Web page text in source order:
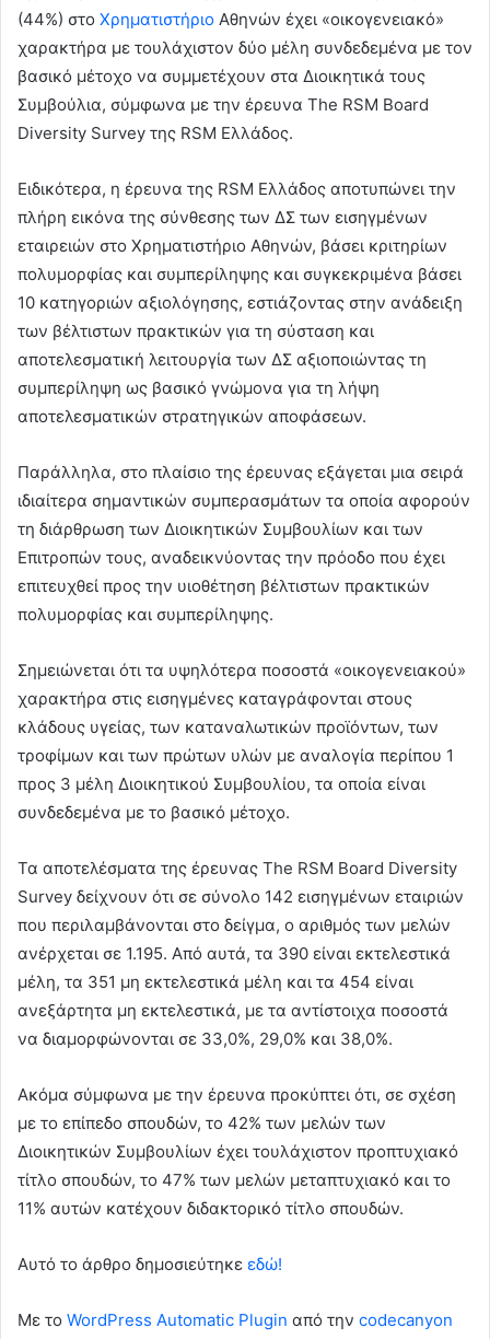
(44%) στο Χρηματιστήριο Αθηνών έχει «οικογενειακό»
χαρακτήρα με τουλάχιστον δύο μέλη συνδεδεμένα με τον
βασικό μέτοχο να συμμετέχουν στα Διοικητικά τους
Συμβούλια, σύμφωνα με την έρευνα The RSM Board
Diversity Survey της RSM Ελλάδος.
Ειδικότερα, η έρευνα της RSM Ελλάδος αποτυπώνει την
πλήρη εικόνα της σύνθεσης των ΔΣ των εισηγμένων
εταιρειών στο Χρηματιστήριο Αθηνών, βάσει κριτηρίων
πολυμορφίας και συμπερίληψης και συγκεκριμένα βάσει
10 κατηγοριών αξιολόγησης, εστιάζοντας στην ανάδειξη
των βέλτιστων πρακτικών για τη σύσταση και
αποτελεσματική λειτουργία των ΔΣ αξιοποιώντας τη
συμπερίληψη ως βασικό γνώμονα για τη λήψη
αποτελεσματικών στρατηγικών αποφάσεων.
Παράλληλα, στο πλαίσιο της έρευνας εξάγεται μια σειρά
ιδιαίτερα σημαντικών συμπερασμάτων τα οποία αφορούν
τη διάρθρωση των Διοικητικών Συμβουλίων και των
Επιτροπών τους, αναδεικνύοντας την πρόοδο που έχει
επιτευχθεί προς την υιοθέτηση βέλτιστων πρακτικών
πολυμορφίας και συμπερίληψης.
Σημειώνεται ότι τα υψηλότερα ποσοστά «οικογενειακού»
χαρακτήρα στις εισηγμένες καταγράφονται στους
κλάδους υγείας, των καταναλωτικών προϊόντων, των
τροφίμων και των πρώτων υλών με αναλογία περίπου 1
προς 3 μέλη Διοικητικού Συμβουλίου, τα οποία είναι
συνδεδεμένα με το βασικό μέτοχο.
Τα αποτελέσματα της έρευνας The RSM Board Diversity
Survey δείχνουν ότι σε σύνολο 142 εισηγμένων εταιριών
που περιλαμβάνονται στο δείγμα, ο αριθμός των μελών
ανέρχεται σε 1.195. Από αυτά, τα 390 είναι εκτελεστικά
μέλη, τα 351 μη εκτελεστικά μέλη και τα 454 είναι
ανεξάρτητα μη εκτελεστικά, με τα αντίστοιχα ποσοστά
να διαμορφώνονται σε 33,0%, 29,0% και 38,0%.
Ακόμα σύμφωνα με την έρευνα προκύπτει ότι, σε σχέση
με το επίπεδο σπουδών, το 42% των μελών των
Διοικητικών Συμβουλίων έχει τουλάχιστον προπτυχιακό
τίτλο σπουδών, το 47% των μελών μεταπτυχιακό και το
11% αυτών κατέχουν διδακτορικό τίτλο σπουδών.
Αυτό το άρθρο δημοσιεύτηκε εδώ!
Με το WordPress Automatic Plugin από την codecanyon